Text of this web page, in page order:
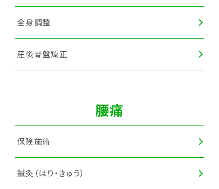
全身調整
産後骨盤矯正
腰痛
保険施術
鍼灸（はり・きゅう）